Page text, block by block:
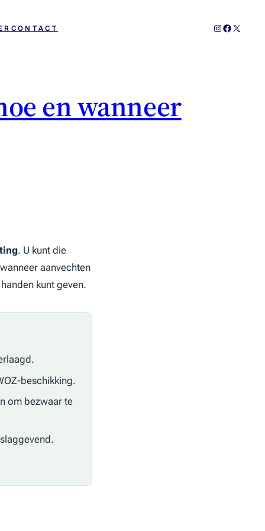
CONTACT Instagram
Facebook
X
en wanneer
. U kunt die
aanvechten
kunt geven.
beschikking.
om bezwaar te